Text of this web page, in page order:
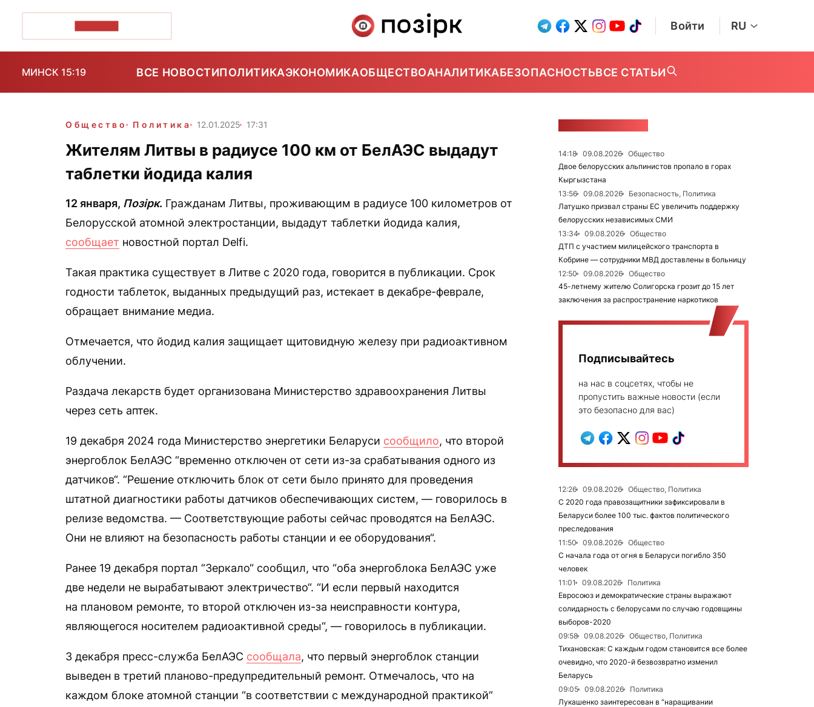
Войти RU
МИНСК 15:19 ВСЕ НОВОСТИПОЛИТИКАЭКОНОМИКАОБЩЕСТВОАНАЛИТИКАБЕЗОПАСНОСТЬВСЕ СТАТЬИ
Общество Политика 12.01.2025 17:31
Жителям Литвы в радиусе 100 км от БелАЭС выдадут
таблетки йодида калия
12 января, Позірк. Гражданам Литвы, проживающим в радиусе 100 километров от
Белорусской атомной электростанции, выдадут таблетки йодида калия,
сообщает новостной портал Delfi.
Такая практика существует в Литве с 2020 года, говорится в публикации. Срок
годности таблеток, выданных предыдущий раз, истекает в декабре-феврале,
обращает внимание медиа.
Отмечается, что йодид калия защищает щитовидную железу при радиоактивном
облучении.
Раздача лекарств будет организована Министерство здравоохранения Литвы
через сеть аптек.
19 декабря 2024 года Министерство энергетики Беларуси сообщило, что второй
энергоблок БелАЭС “временно отключен от сети из-за срабатывания одного из
датчиков“. “Решение отключить блок от сети было принято для проведения
штатной диагностики работы датчиков обеспечивающих систем, — говорилось в
релизе ведомства. — Соответствующие работы сейчас проводятся на БелАЭС.
Они не влияют на безопасность работы станции и ее оборудования“.
Ранее 19 декабря портал “Зеркало“ сообщил, что “оба энергоблока БелАЭС уже
две недели не вырабатывают электричество“. “И если первый находится
на плановом ремонте, то второй отключен из-за неисправности контура,
являющегося носителем радиоактивной среды“, — говорилось в публикации.
3 декабря пресс-служба БелАЭС сообщала, что первый энергоблок станции
выведен в третий планово-предупредительный ремонт. Отмечалось, что на
каждом блоке атомной станции “в соответствии с международной практикой”
14:18 09.08.2026
Общество
Двое белорусских альпинистов пропало в горах
Кыргызстана
13:56
09.08.2026
Безопасность, Политика
Латушко призвал страны ЕС увеличить поддержку
белорусских независимых СМИ
13:34
09.08.2026
Общество
ДТП с участием милицейского транспорта в
Кобрине — сотрудники МВД доставлены в больницу
12:50
09.08.2026
Общество
45-летнему жителю Солигорска грозит до 15 лет
заключения за распространение наркотиков
Подписывайтесь
на нас в соцсетях, чтобы не
пропустить важные новости (если
это безопасно для вас)
12:26 09.08.2026
Общество, Политика
С 2020 года правозащитники зафиксировали в
Беларуси более 100 тыс. фактов политического
преследования
11:50
09.08.2026
Общество
С начала года от огня в Беларуси погибло 350
человек
11:01
09.08.2026
Политика
Евросоюз и демократические страны выражают
солидарность с белорусами по случаю годовщины
выборов-2020
09:58
09.08.2026
Общество, Политика
Тихановская: С каждым годом становится все более
очевидно, что 2020-й безвозвратно изменил
Беларусь
09:05
09.08.2026
Политика
Лукашенко заинтересован в “наращивании